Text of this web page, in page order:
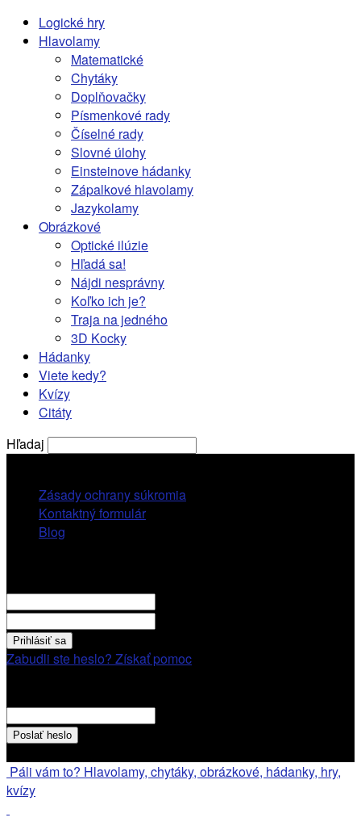
Logické hry
Hlavolamy
Matematické
Chytáky
Doplňovačky
Písmenkové rady
Číselné rady
Slovné úlohy
Einsteinove hádanky
Zápalkové hlavolamy
Jazykolamy
Obrázkové
Optické ilúzie
Hľadá sa!
Nájdi nesprávny
Koľko ich je?
Traja na jedného
3D Kocky
Hádanky
Viete kedy?
Kvízy
Citáty
Hľadaj
Zásady ochrany súkromia
Kontaktný formulár
Blog
Zabudli ste heslo? Získať pomoc
Páli vám to? Hlavolamy, chytáky, obrázkové, hádanky, hry,
kvízy